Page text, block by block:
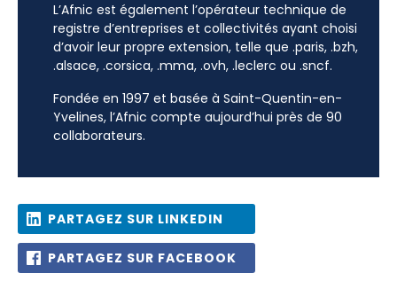
L’Afnic est également l’opérateur technique de
registre d’entreprises et collectivités ayant choisi
d’avoir leur propre extension, telle que .paris, .bzh,
.alsace, .corsica, .mma, .ovh, .leclerc ou .sncf.
Fondée en 1997 et basée à Saint-Quentin-en-
Yvelines, l’Afnic compte aujourd’hui près de 90
collaborateurs.
PARTAGEZ SUR LINKEDIN
PARTAGEZ SUR FACEBOOK